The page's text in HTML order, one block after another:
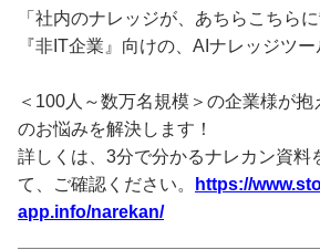
「社内のナレッジが、あちらこちら
『非IT企業』向けの、AIナレッジツー
＜100人～数万名規模＞の企業様が
のお悩みを解決します！
詳しくは、3分で分かるナレカン資料
て、ご確認ください。
https://
app.info/narekan/